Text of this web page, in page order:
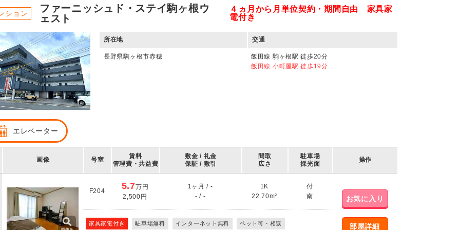
ション
ファーニッシュド・ステイ駒ヶ根ウ
ェスト
４ヵ月から月単位契約・期間自由 家具家
電付き
所在地 交通
長野県駒ヶ根市赤穂
飯田線 駒ヶ根駅 徒歩20分
飯田線 小町屋駅 徒歩19分
エレベーター
画像 号室
賃料
管理費・共益費
敷金 / 礼金
保証 / 敷引
間取
広さ
駐車場
採光面
操作
F204 5.7万円
2,500円
1ヶ月 / -
- / -
1K
22.70m²
付
南
お気に入り
部屋詳細
家具家電付き 駐車場無料 インターネット無料 ペット可・相談